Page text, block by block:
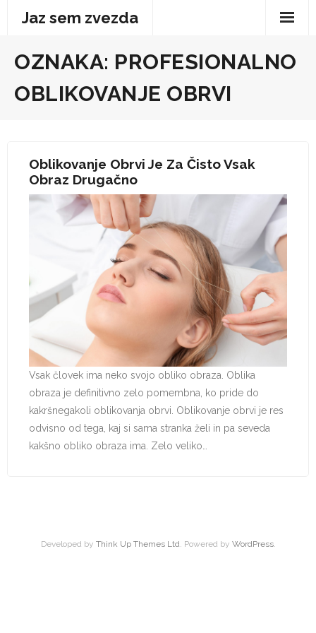
Jaz sem zvezda
OZNAKA: PROFESIONALNO
OBLIKOVANJE OBRVI
Oblikovanje Obrvi Je Za Čisto Vsak
Obraz Drugačno
Vsak človek ima neko svojo obliko obraza. Oblika
obraza je definitivno zelo pomembna, ko pride do
kakršnegakoli oblikovanja obrvi. Oblikovanje obrvi je res
odvisno od tega, kaj si sama stranka želi in pa seveda
kakšno obliko obraza ima. Zelo veliko…
Developed by Think Up Themes Ltd. Powered by WordPress.